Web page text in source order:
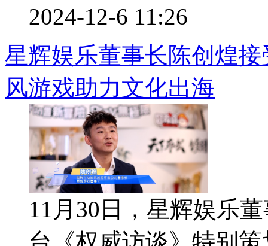
2024-12-6 11:26
星辉娱乐董事长陈创煌
风游戏助力文化出海
11月30日，星辉娱乐